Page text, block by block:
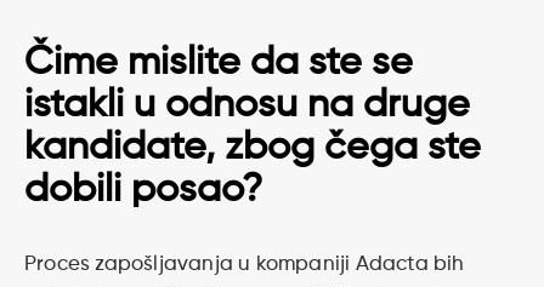
Čime mislite da ste se
istakli u odnosu na druge
kandidate, zbog čega ste
dobili posao?
Proces zapošljavanja u kompaniji Adacta bih